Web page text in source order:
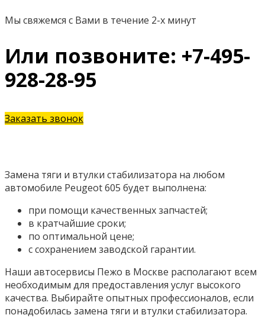
Мы свяжемся с Вами в течение 2-х минут
Или позвоните: +7-495-
928-28-95
Заказать звонок
Замена тяги и втулки стабилизатора на любом
автомобиле Peugeot 605 будет выполнена:
при помощи качественных запчастей;
в кратчайшие сроки;
по оптимальной цене;
с сохранением заводской гарантии.
Наши автосервисы Пежо в Москве располагают всем
необходимым для предоставления услуг высокого
качества. Выбирайте опытных профессионалов, если
понадобилась замена тяги и втулки стабилизатора.